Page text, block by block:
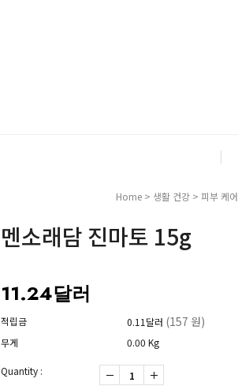
Home > 생활 건강 > 피부 케어
멘소래담 진마토 15g
11.24달러
적립금 0.11달러 (157 원)
무게 0.00 Kg
Quantity :